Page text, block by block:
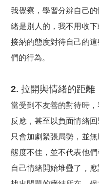
我覺察，學習分辨自己
緒是別人的，我不用收
接納的態度對待自己的
們的行為。
2. 拉開與情緒的距離
當受到不友善的對待時
反應，甚至以負面情緒
只會加劇緊張局勢，並
態度不佳，並不代表他
自己情緒開始堆疊了，